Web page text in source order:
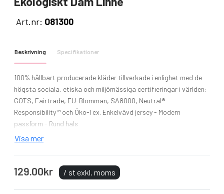
Art.nr: O81300
Beskrivning Specifikationer
100% hållbart producerade kläder tillverkade i enlighet med de
högsta sociala, etiska och miljömässiga certifieringar i världen:
GOTS, Fairtrade, EU-Blomman, SA8000, Neutral®
Responsibility™ och Öko-Tex. Enkelvävd jersey - Modern
passform - Rund hals
Modell: Ladies´ Tank Top
Material: 100% bomull
Vikt: 155 g/m²
Skötselråd: Tvätt 40 ° C, Kan torktumlas, Kan strykas
Fairtrade-certifierad bomull
Visa mer
129.00kr / st exkl. moms